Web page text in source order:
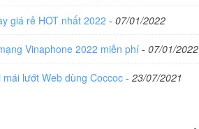
giá rẻ HOT nhất 2022 - 07/01/2022
Vinaphone 2022 miễn phí - 07/01/2022
lướt Web dùng Coccoc - 23/07/2021